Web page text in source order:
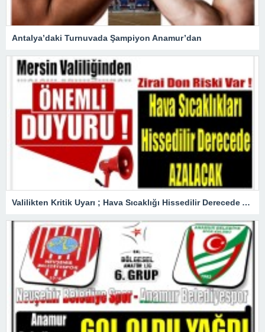
Antalya’daki Turnuvada Şampiyon Anamur’dan
Valilikten Kritik Uyarı ; Hava Sıcaklığı Hissedilir Derecede Azalacak!